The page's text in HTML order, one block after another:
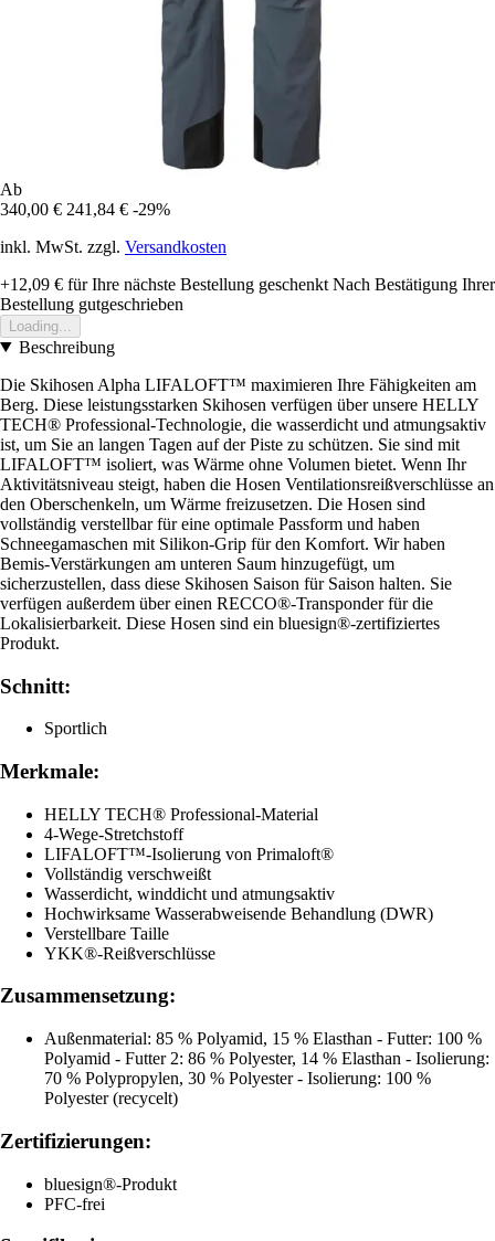
Ab
340,00 € 241,84 € -29%
inkl. MwSt. zzgl. Versandkosten
+12,09 € für Ihre nächste Bestellung geschenkt Nach Bestätigung Ihrer
Bestellung gutgeschrieben
Loading...
Beschreibung
Die Skihosen Alpha LIFALOFT™ maximieren Ihre Fähigkeiten am
Berg. Diese leistungsstarken Skihosen verfügen über unsere HELLY
TECH® Professional-Technologie, die wasserdicht und atmungsaktiv
ist, um Sie an langen Tagen auf der Piste zu schützen. Sie sind mit
LIFALOFT™ isoliert, was Wärme ohne Volumen bietet. Wenn Ihr
Aktivitätsniveau steigt, haben die Hosen Ventilationsreißverschlüsse an
den Oberschenkeln, um Wärme freizusetzen. Die Hosen sind
vollständig verstellbar für eine optimale Passform und haben
Schneegamaschen mit Silikon-Grip für den Komfort. Wir haben
Bemis-Verstärkungen am unteren Saum hinzugefügt, um
sicherzustellen, dass diese Skihosen Saison für Saison halten. Sie
verfügen außerdem über einen RECCO®-Transponder für die
Lokalisierbarkeit. Diese Hosen sind ein bluesign®-zertifiziertes
Produkt.
Schnitt:
Sportlich
Merkmale:
HELLY TECH® Professional-Material
4-Wege-Stretchstoff
LIFALOFT™-Isolierung von Primaloft®
Vollständig verschweißt
Wasserdicht, winddicht und atmungsaktiv
Hochwirksame Wasserabweisende Behandlung (DWR)
Verstellbare Taille
YKK®-Reißverschlüsse
Zusammensetzung:
Außenmaterial: 85 % Polyamid, 15 % Elasthan - Futter: 100 %
Polyamid - Futter 2: 86 % Polyester, 14 % Elasthan - Isolierung:
70 % Polypropylen, 30 % Polyester - Isolierung: 100 %
Polyester (recycelt)
Zertifizierungen:
bluesign®-Produkt
PFC-frei